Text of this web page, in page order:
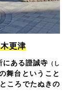
更津
ある證誠寺 （し
舞台ということ
ころでたぬきの